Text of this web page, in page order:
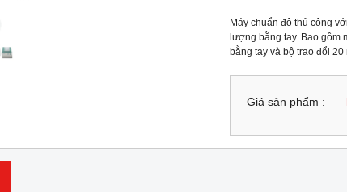
Máy chuẩn độ thủ công
lượng bằng tay. Bao gồm
bằng tay và bộ trao đổi 20
Giá sản phẩm :